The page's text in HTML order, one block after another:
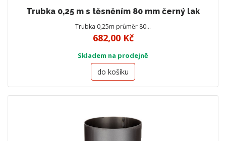
Trubka 0,25 m s těsněním 80 mm černý lak
Trubka 0,25m průměr 80…
682,00 Kč
Skladem na prodejně
do košíku